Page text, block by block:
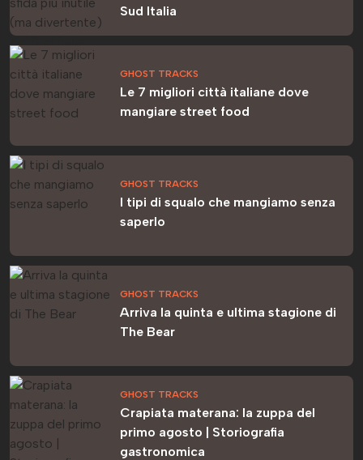
Sud Italia
GHOST TRACKS
Le 7 migliori città italiane dove
mangiare street food
GHOST TRACKS
I tipi di squalo che mangiamo senza
saperlo
GHOST TRACKS
Arriva la quinta e ultima stagione di
The Bear
GHOST TRACKS
Crapiata materana: la zuppa del
primo agosto | Storiografia
gastronomica